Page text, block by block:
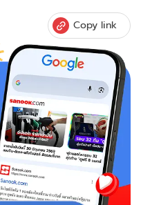
Copy link